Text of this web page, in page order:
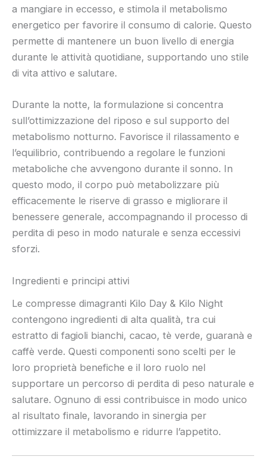
a mangiare in eccesso, e stimola il metabolismo
energetico per favorire il consumo di calorie. Questo
permette di mantenere un buon livello di energia
durante le attività quotidiane, supportando uno stile
di vita attivo e salutare.
Durante la notte, la formulazione si concentra
sull’ottimizzazione del riposo e sul supporto del
metabolismo notturno. Favorisce il rilassamento e
l’equilibrio, contribuendo a regolare le funzioni
metaboliche che avvengono durante il sonno. In
questo modo, il corpo può metabolizzare più
efficacemente le riserve di grasso e migliorare il
benessere generale, accompagnando il processo di
perdita di peso in modo naturale e senza eccessivi
sforzi.
Ingredienti e principi attivi
Le compresse dimagranti Kilo Day & Kilo Night
contengono ingredienti di alta qualità, tra cui
estratto di fagioli bianchi, cacao, tè verde, guaranà e
caffè verde. Questi componenti sono scelti per le
loro proprietà benefiche e il loro ruolo nel
supportare un percorso di perdita di peso naturale e
salutare. Ognuno di essi contribuisce in modo unico
al risultato finale, lavorando in sinergia per
ottimizzare il metabolismo e ridurre l’appetito.